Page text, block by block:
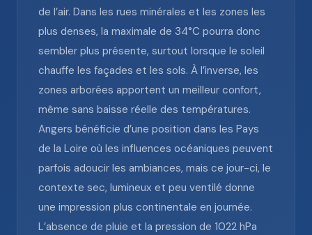
de l’air. Dans les rues minérales et les zones les
plus denses, la maximale de 34°C pourra donc
sembler plus présente, surtout lorsque le soleil
chauffe les façades et les sols. À l’inverse, les
zones arborées apportent un meilleur confort,
même sans baisse réelle des températures.
Angers bénéficie d’une position dans les Pays
de la Loire où les influences océaniques peuvent
parfois adoucir les ambiances, mais ce jour-ci, le
contexte sec, lumineux et peu ventilé donne
une impression plus continentale en journée.
L’absence de pluie et la pression de 1022 hPa